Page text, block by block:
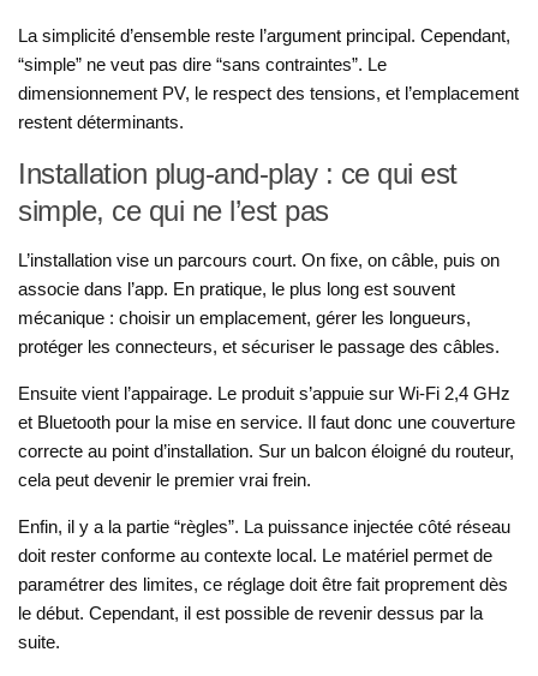
La simplicité d’ensemble reste l’argument principal. Cependant,
“simple” ne veut pas dire “sans contraintes”. Le
dimensionnement PV, le respect des tensions, et l’emplacement
restent déterminants.
Installation plug-and-play : ce qui est
simple, ce qui ne l’est pas
L’installation vise un parcours court. On fixe, on câble, puis on
associe dans l’app. En pratique, le plus long est souvent
mécanique : choisir un emplacement, gérer les longueurs,
protéger les connecteurs, et sécuriser le passage des câbles.
Ensuite vient l’appairage. Le produit s’appuie sur Wi-Fi 2,4 GHz
et Bluetooth pour la mise en service. Il faut donc une couverture
correcte au point d’installation. Sur un balcon éloigné du routeur,
cela peut devenir le premier vrai frein.
Enfin, il y a la partie “règles”. La puissance injectée côté réseau
doit rester conforme au contexte local. Le matériel permet de
paramétrer des limites, ce réglage doit être fait proprement dès
le début. Cependant, il est possible de revenir dessus par la
suite.